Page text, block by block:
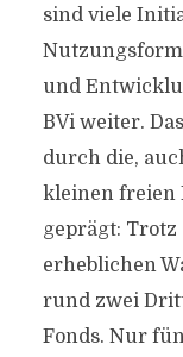
sind viele
und
BVi weiter.
durch die,
kleinen freien
geprägt:
erheblichen
rund zwei
Fonds. Nur